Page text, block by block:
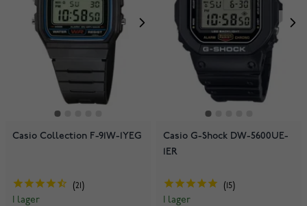
Casio Collection F-91W-1YEG
21
I lager
Casio G-Shock DW-5600UE-
1ER
15
I lager